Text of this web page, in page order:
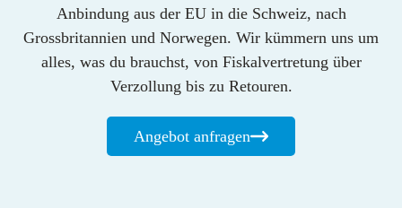
Anbindung aus der EU in die Schweiz, nach
Grossbritannien und Norwegen. Wir kümmern uns um
alles, was du brauchst, von Fiskalvertretung über
Verzollung bis zu Retouren.
Angebot anfragen